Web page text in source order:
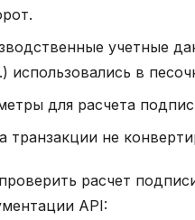
учетные
использовались в
для расчета
транзакции не
расчет
API: